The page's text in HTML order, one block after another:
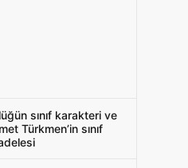
sınıf karakteri ve
Türkmen’in sınıf